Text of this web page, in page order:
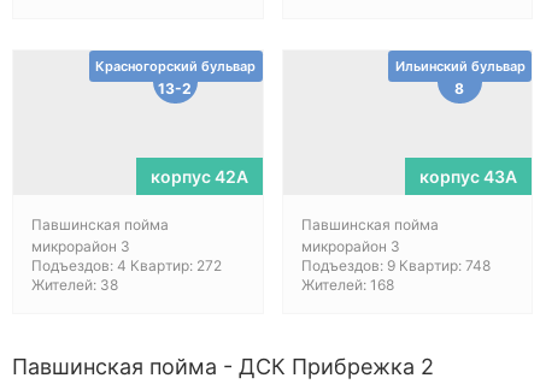
Красногорский бульвар
13-2
корпус 42А
Павшинская пойма
микрорайон 3
Подъездов: 4 Квартир: 272
Жителей: 38
Ильинский бульвар
8
корпус 43А
Павшинская пойма
микрорайон 3
Подъездов: 9 Квартир: 748
Жителей: 168
Павшинская пойма - ДСК Прибрежка 2